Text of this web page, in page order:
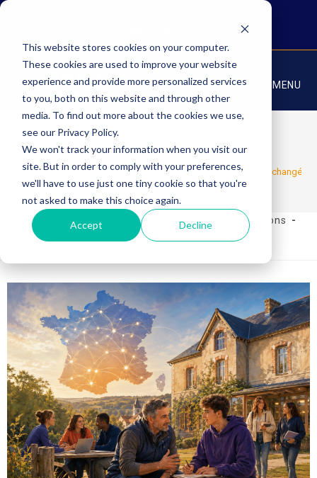
This website stores cookies on your computer.
These cookies are used to improve your website
experience and provide more personalized services
to you, both on this website and through other
media. To find out more about the cookies we use,
see our Privacy Policy.
We won't track your information when you visit our
site. But in order to comply with your preferences,
we'll have to use just one tiny cookie so that you're
not asked to make this choice again.
Accept Decline
MENU
Blog
> Formations > Comment les maisons de la formation ont changé
Laetitia Gettliffe 7 juillet 2026
Formations
0 commentaire